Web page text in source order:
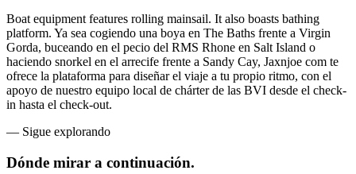
Boat equipment features rolling mainsail. It also boasts bathing
platform. Ya sea cogiendo una boya en The Baths frente a Virgin
Gorda, buceando en el pecio del RMS Rhone en Salt Island o
haciendo snorkel en el arrecife frente a Sandy Cay, Jaxnjoe com te
ofrece la plataforma para diseñar el viaje a tu propio ritmo, con el
apoyo de nuestro equipo local de chárter de las BVI desde el check-
in hasta el check-out.
— Sigue explorando
Dónde mirar a continuación.